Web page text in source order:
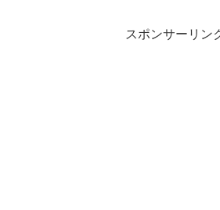
スポンサーリン